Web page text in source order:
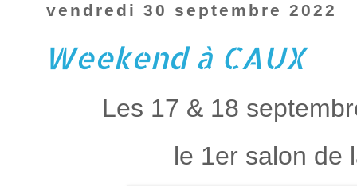
vendredi 30 septembre 2022
Weekend à CAUX
Les 17 & 18
le 1er salon de